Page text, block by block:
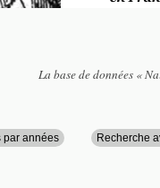
La base de données «
par années Recherche